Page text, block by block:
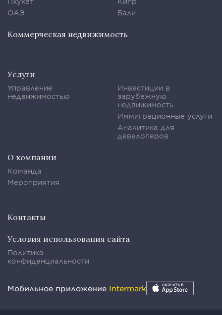
ОАЭ
Бали
Коммерческая недвижимость
Услуги
Управление
недвижимостью
Инвестиции в
зарубежную
недвижимость
Иммиграционные услуги
Аналитика для
девелоперов
О компании
Команда
Мероприятия
Контакты
Условия использования сайта
Политика
конфиденциальности
Мобильное приложение Intermark